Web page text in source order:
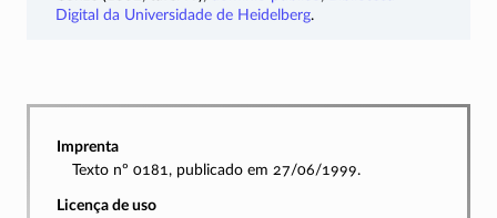
Digital da Universidade de Heidelberg.
Imprenta
Texto nº 0181, publicado em 27/06/1999.
Licença de uso